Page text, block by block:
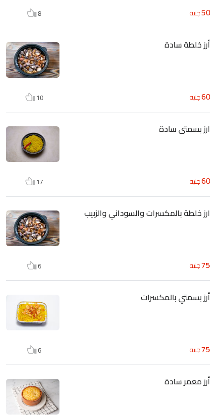
50جنيه 8
أرز خلطة سادة
60جنيه 10
ارز بسمتى سادة
60جنيه 17
ارز خلطة بالمكسرات والسوداني والزبيب
75جنيه 6
أرز بسمتي بالمكسرات
75جنيه 6
أرز معمر سادة